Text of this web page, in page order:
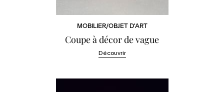
MOBILIER/OBJET D'ART
Coupe à décor de vague
Découvrir